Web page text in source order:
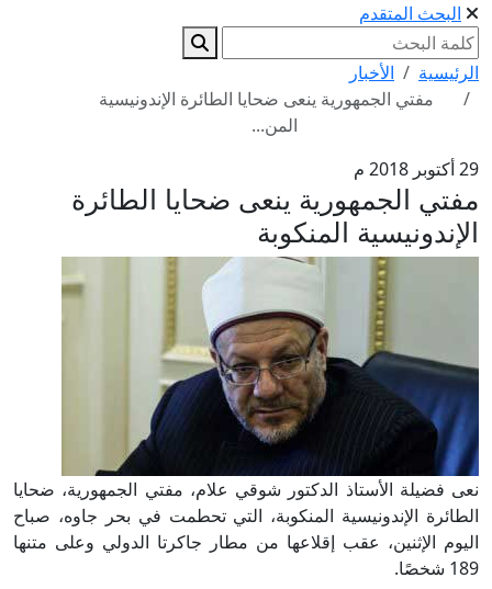
البحث المتقدم
الرئيسية
الأخبار
مفتي الجمهورية ينعى ضحايا الطائرة الإندونيسية
المن...
29 أكتوبر 2018 م
مفتي الجمهورية ينعى ضحايا الطائرة
الإندونيسية المنكوبة
نعى فضيلة الأستاذ الدكتور شوقي علام، مفتي الجمهورية، ضحايا
الطائرة الإندونيسية المنكوبة، التي تحطمت في بحر جاوه، صباح
اليوم الإثنين، عقب إقلاعها من مطار جاكرتا الدولي وعلى متنها
189 شخصًا.